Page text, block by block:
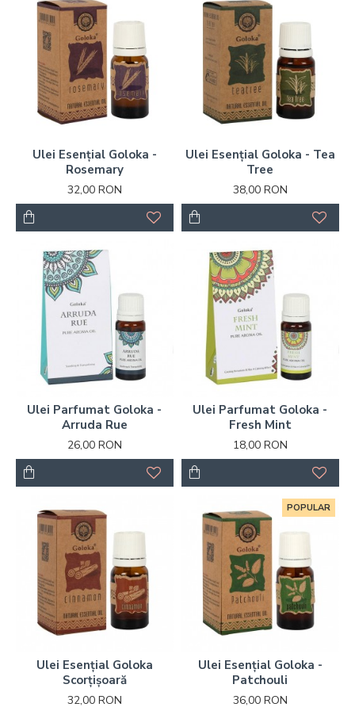
Ulei Esențial Goloka -
Rosemary
32,00 RON
Ulei Esențial Goloka - Tea
Tree
38,00 RON
Ulei Parfumat Goloka -
Arruda Rue
26,00 RON
Ulei Parfumat Goloka -
Fresh Mint
18,00 RON
Ulei Esențial Goloka
Scorțișoară
32,00 RON
POPULAR
Ulei Esențial Goloka -
Patchouli
36,00 RON